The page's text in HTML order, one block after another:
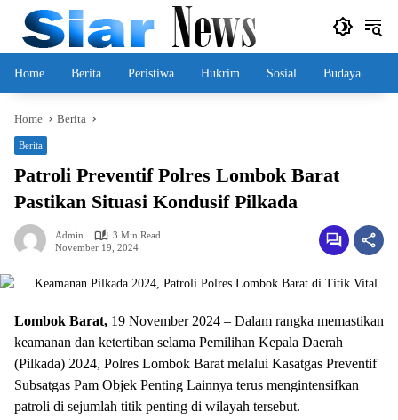
content
Home Berita Peristiwa Hukrim Sosial Budaya
Home Berita
Berita
Patroli Preventif Polres Lombok Barat
Pastikan Situasi Kondusif Pilkada
Admin
3 Min Read
November 19, 2024
Lombok Barat, 19 November 2024 – Dalam rangka memastikan
keamanan dan ketertiban selama Pemilihan Kepala Daerah
(Pilkada) 2024, Polres Lombok Barat melalui Kasatgas Preventif
Subsatgas Pam Objek Penting Lainnya terus mengintensifkan
patroli di sejumlah titik penting di wilayah tersebut.